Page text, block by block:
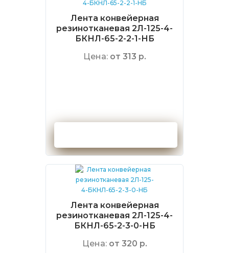
Лента конвейерная
резинотканевая 2Л-125-4-
БКНЛ-65-2-2-1-НБ
Цена: от 313 р.
Лента конвейерная
резинотканевая 2Л-125-4-
БКНЛ-65-2-3-0-НБ
Цена: от 320 р.